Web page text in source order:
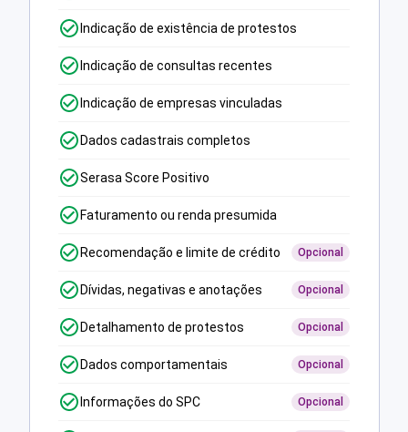
Indicação de existência de protestos
Indicação de consultas recentes
Indicação de empresas vinculadas
Dados cadastrais completos
Serasa Score Positivo
Faturamento ou renda presumida
Recomendação e limite de crédito Opcional
Dívidas, negativas e anotações Opcional
Detalhamento de protestos Opcional
Dados comportamentais Opcional
Informações do SPC Opcional